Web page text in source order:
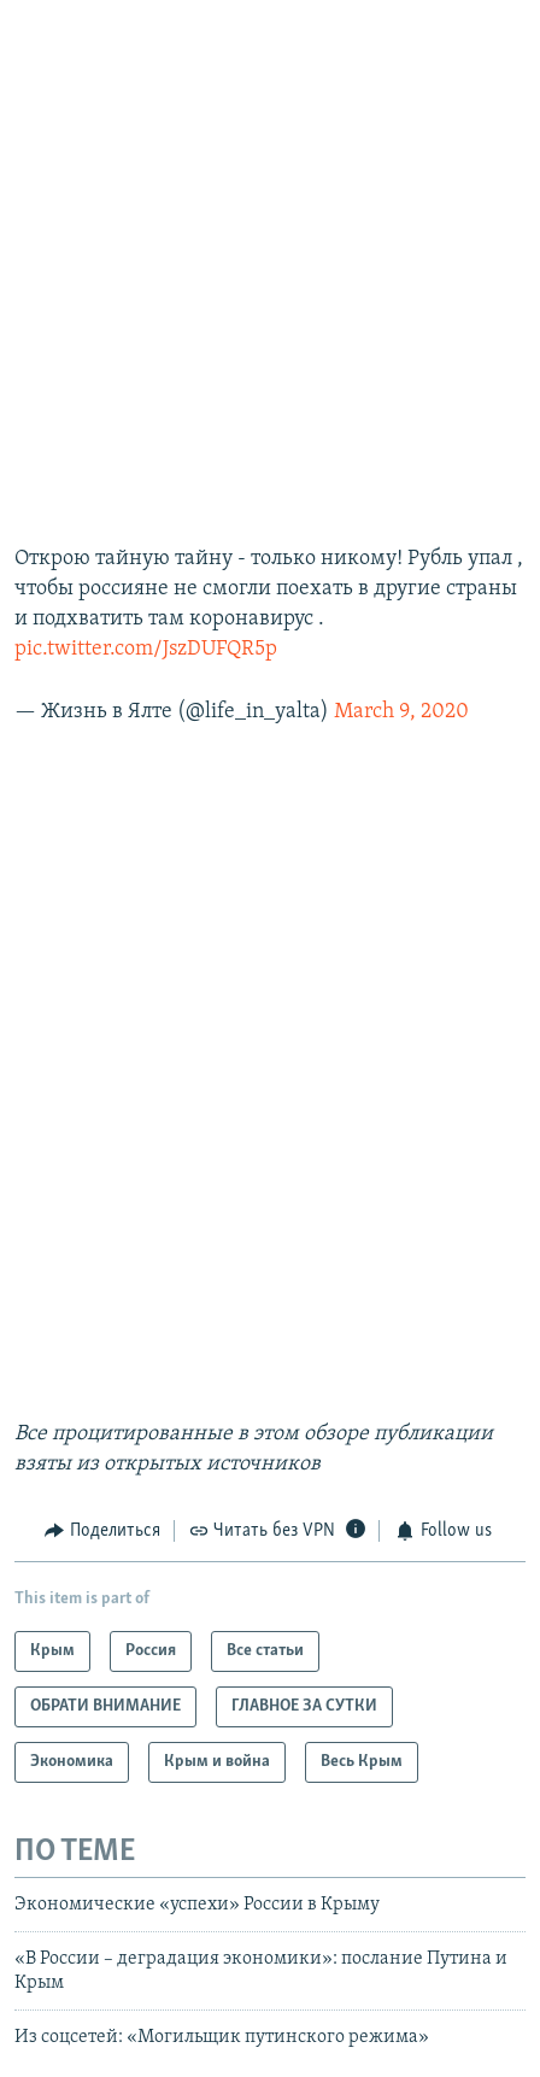
Открою тайную тайну - только никому! Рубль упал ,
чтобы россияне не смогли поехать в другие страны
и подхватить там коронавирус .
pic.twitter.com/JszDUFQR5p
— Жизнь в Ялте (@life_in_yalta) March 9, 2020
Все процитированные в этом обзоре публикации
взяты из открытых источников
Поделиться Читать без VPN Follow us
This item is part of
Крым Россия Все статьи
ОБРАТИ ВНИМАНИЕ ГЛАВНОЕ ЗА СУТКИ
Экономика Крым и война Весь Крым
ПО ТЕМЕ
Экономические «успехи» России в Крыму
«В России – деградация экономики»: послание Путина и
Крым
Из соцсетей: «Могильщик путинского режима»